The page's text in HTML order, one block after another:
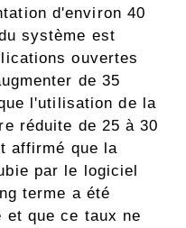
d'environ 40
système est
ouvertes
de 35
l'utilisation de la
réduite de 25 à 30
affirmé que la
par le logiciel
terme a été
et que ce taux ne